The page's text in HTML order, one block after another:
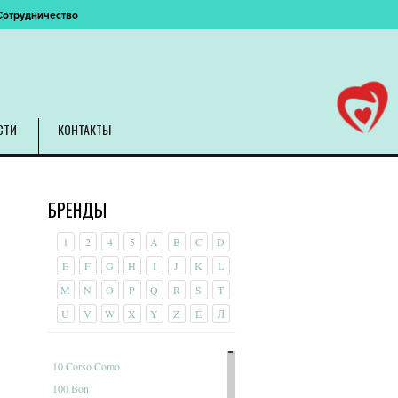
КОНТАКТЫ
БРЕНДЫ
1 2 4 5 A B C
D
E
F G H I J K
L
M
N O P Q R S
T
U
V W X Y Z É Л
10 Corso Como
100 Bon